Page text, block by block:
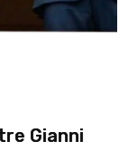
Gianni